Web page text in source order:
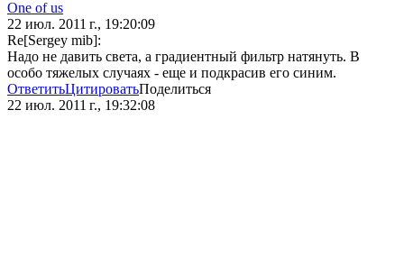
One of us
22 июл. 2011 г., 19:20:09
Re[Sergey mib]:
Надо не давить света, а градиентный фильтр натянуть. В
особо тяжелых случаях - еще и подкрасив его синим.
ОтветитьЦитироватьПоделиться
22 июл. 2011 г., 19:32:08